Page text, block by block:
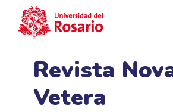
Revista
Vetera